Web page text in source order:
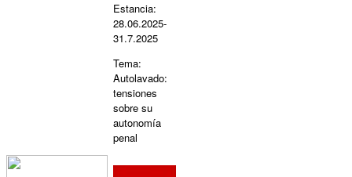
Estancia:
28.06.2025-
31.7.2025
Tema:
Autolavado:
tensiones
sobre su
autonomía
penal